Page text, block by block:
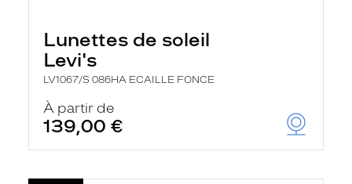
Lunettes de soleil
Levi's
LV1067/S 086HA ECAILLE FONCE
À partir de
139,00 €